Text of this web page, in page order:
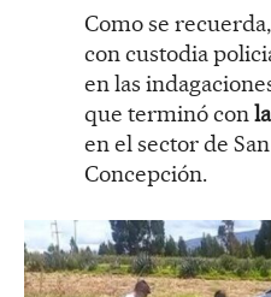
Como se
con custodia
en las
que terminó con
en el sector de
Concepción.